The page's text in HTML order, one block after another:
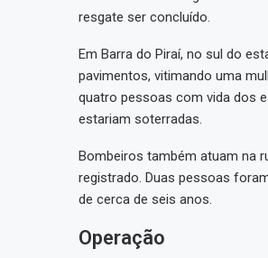
resgate ser concluído.
Em Barra do Piraí, no sul do
pavimentos, vitimando uma
quatro pessoas com vida dos
estariam soterradas.
Bombeiros também atuam na
registrado. Duas pessoas
de cerca de seis anos.
Operação